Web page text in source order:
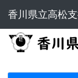
香川県立高松